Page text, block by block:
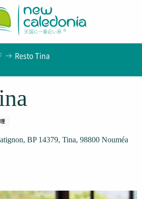
Resto Tina
BP 14379, Tina, 98800 Nouméa